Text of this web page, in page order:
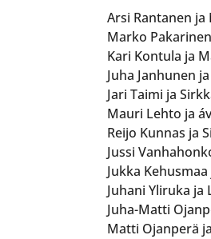
Arsi Rantanen
Marko Pakarinen
Kari Kontula ja
Juha Janhunen
Jari Taimi ja
Mauri Lehto ja
Reijo Kunnas ja
Jussi
Jukka
Juhani Yliruka ja
Juha-Matti
Matti Ojanperä